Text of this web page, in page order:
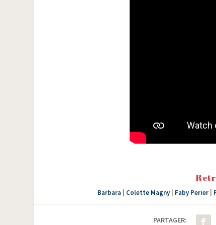
Barbara Colette Magny| Faby Perier|
PARTAGER: